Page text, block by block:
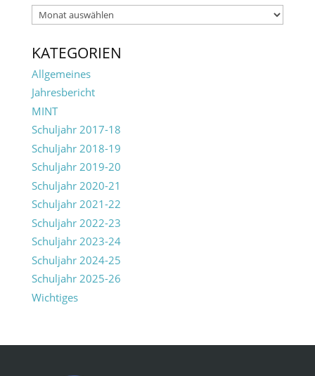
Archiv
KATEGORIEN
Allgemeines
Jahresbericht
MINT
Schuljahr 2017-18
Schuljahr 2018-19
Schuljahr 2019-20
Schuljahr 2020-21
Schuljahr 2021-22
Schuljahr 2022-23
Schuljahr 2023-24
Schuljahr 2024-25
Schuljahr 2025-26
Wichtiges